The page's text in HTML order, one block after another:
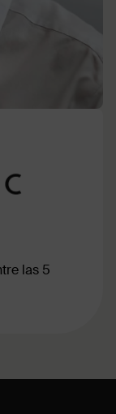
las 5